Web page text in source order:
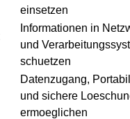
einsetzen
Informationen in
und
schuetzen
Datenzugang,
und sichere
ermoeglichen